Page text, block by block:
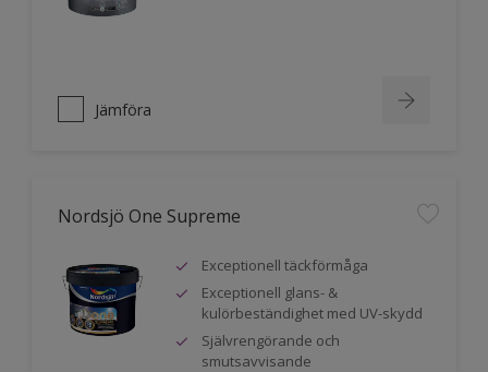
Jämföra
Nordsjö One Supreme
Exceptionell täckförmåga
Exceptionell glans- &
kulörbeständighet med UV-skydd
Självrengörande och
smutsavvisande